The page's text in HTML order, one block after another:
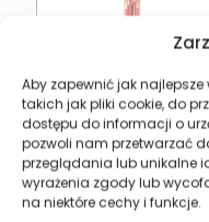
Aby zapewnić jak
takich jak pliki cookie, do
dostępu do informacji o
pozwoli nam przetwarzać
przeglądania lub unikalne
wyrażenia zgody lub
na niektóre cechy i funkcje.
Błyszczyk do ust
Beauty Balm 6M
10,44zł
Dodaj do koszyka